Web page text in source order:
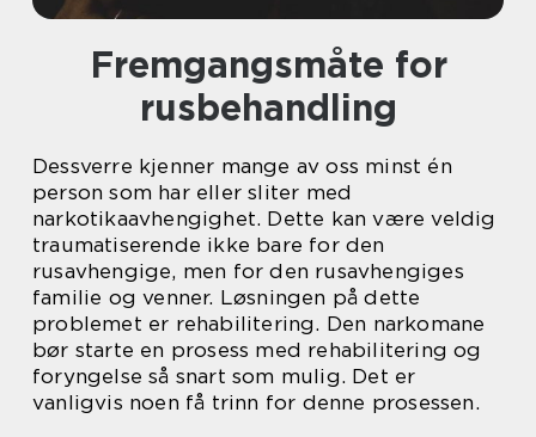
Fremgangsmåte for
rusbehandling
Dessverre kjenner mange av oss minst én
person som har eller sliter med
narkotikaavhengighet. Dette kan være veldig
traumatiserende ikke bare for den
rusavhengige, men for den rusavhengiges
familie og venner. Løsningen på dette
problemet er rehabilitering. Den narkomane
bør starte en prosess med rehabilitering og
foryngelse så snart som mulig. Det er
vanligvis noen få trinn for denne prosessen.